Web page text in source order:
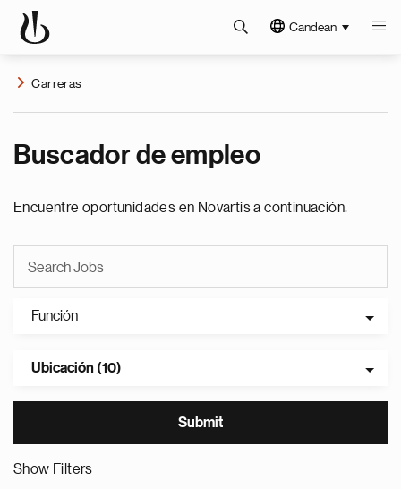
Candean
Carreras
Buscador de empleo
Encuentre oportunidades en Novartis a continuación.
Función
Ubicación (10)
Show Filters